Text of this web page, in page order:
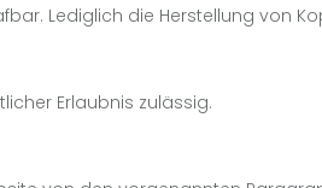
Lediglich die Herstellung von
Erlaubnis zulässig.